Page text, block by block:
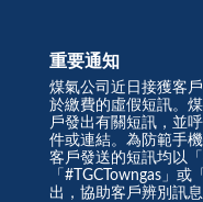
重要通知
煤氣公司近日接獲客
於繳費的虛假短訊。
戶發出有關短訊，並
件或連結。為防範手
客戶發送的短訊均以「
「#TGCTowngas」或
出，協助客戶辨別訊